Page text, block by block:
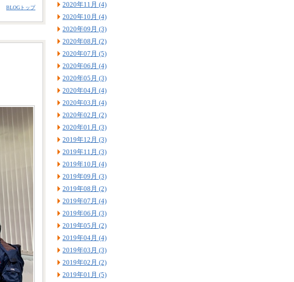
BLOGトップ
2020年11月 (4)
2020年10月 (4)
2020年09月 (3)
2020年08月 (2)
2020年07月 (5)
2020年06月 (4)
2020年05月 (3)
2020年04月 (4)
2020年03月 (4)
2020年02月 (2)
2020年01月 (3)
2019年12月 (3)
2019年11月 (3)
2019年10月 (4)
2019年09月 (3)
2019年08月 (2)
2019年07月 (4)
2019年06月 (3)
2019年05月 (2)
2019年04月 (4)
2019年03月 (3)
2019年02月 (2)
2019年01月 (5)